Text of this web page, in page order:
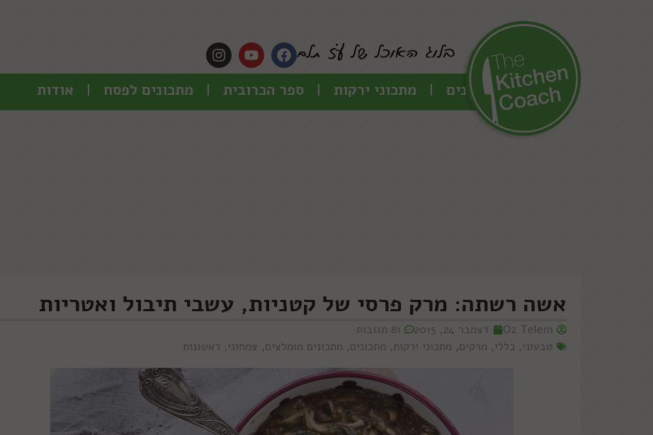
כל המתכונים מתכוני ירקות ספר הכרובית מתכונים לפסח אודות
אשה רשתה: מרק פרסי של קטניות, עשבי תיבול ואטריות
Oz Telem דצמבר 24, 2015
81 תגובות
טבעוני, כללי, מרקים, מתכוני ירקות, מתכונים, מתכונים מומלצים, צמחוני, ראשונות